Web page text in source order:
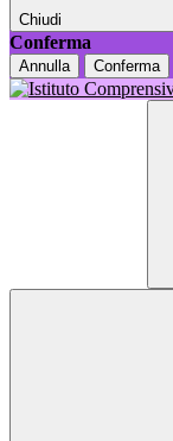
Chiudi
Conferma
Annulla Conferma